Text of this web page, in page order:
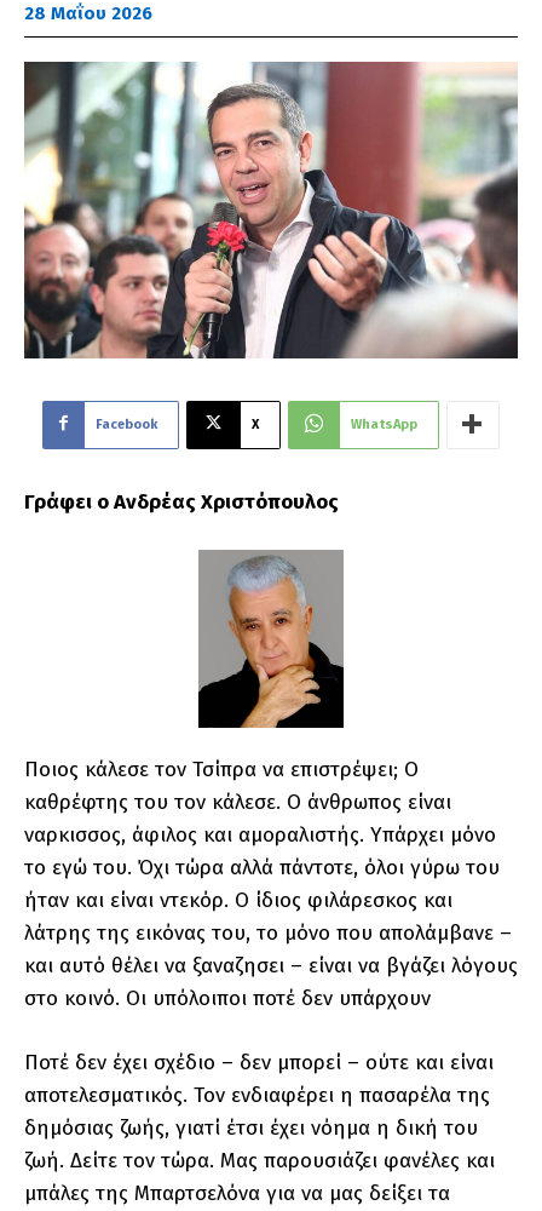
28 Μαΐου 2026
Facebook X WhatsApp
Γράφει ο Ανδρέας Χριστόπουλος
Ποιος κάλεσε τον Τσίπρα να επιστρέψει; Ο
καθρέφτης του τον κάλεσε. Ο άνθρωπος είναι
ναρκισσος, άφιλος και αμοραλιστής. Υπάρχει μόνο
το εγώ του. Όχι τώρα αλλά πάντοτε, όλοι γύρω του
ήταν και είναι ντεκόρ. Ο ίδιος φιλάρεσκος και
λάτρης της εικόνας του, το μόνο που απολάμβανε –
και αυτό θέλει να ξαναζησει – είναι να βγάζει λόγους
στο κοινό. Οι υπόλοιποι ποτέ δεν υπάρχουν
Ποτέ δεν έχει σχέδιο – δεν μπορεί – ούτε και είναι
αποτελεσματικός. Τον ενδιαφέρει η πασαρέλα της
δημόσιας ζωής, γιατί έτσι έχει νόημα η δική του
ζωή. Δείτε τον τώρα. Μας παρουσιάζει φανέλες και
μπάλες της Μπαρτσελόνα για να μας δείξει τα